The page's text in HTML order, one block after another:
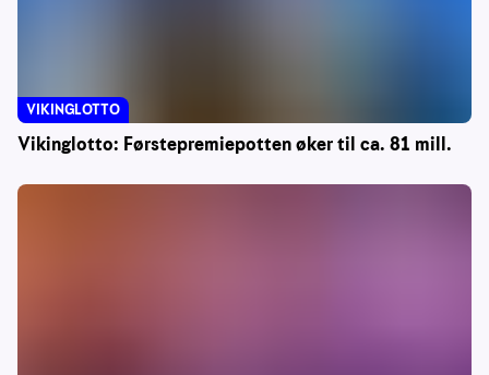
Vikinglotto: Førstepremiepotten øker til ca. 81 mill.
VIKINGLOTTO